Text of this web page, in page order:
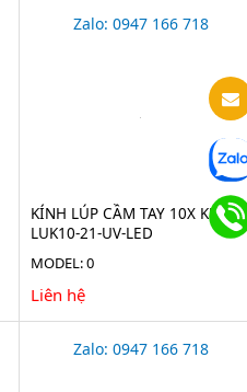
Zalo: 0947 166 718
KÍNH LÚP CẦM TAY 10X KRUSS
LUK10-21-UV-LED
MODEL: 0
Liên hệ
Zalo: 0947 166 718